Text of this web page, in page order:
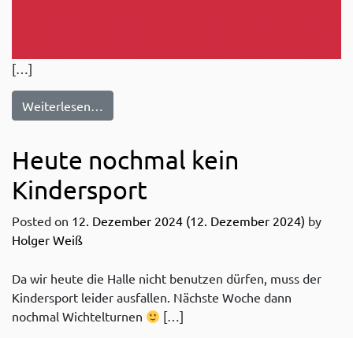
[…]
Weiterlesen…
Heute nochmal kein
Kindersport
Posted on 12. Dezember 2024 (12. Dezember 2024) by
Holger Weiß
Da wir heute die Halle nicht benutzen dürfen, muss der
Kindersport leider ausfallen. Nächste Woche dann
nochmal Wichtelturnen
[…]